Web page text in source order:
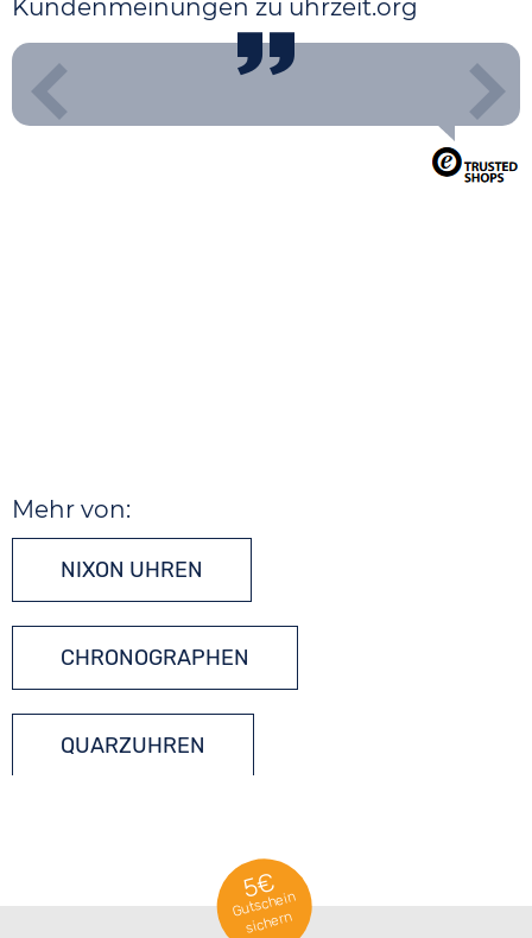
Kundenmeinungen zu uhrzeit.org
Mehr von:
NIXON UHREN
CHRONOGRAPHEN
QUARZUHREN
5€
Gutschein
sichern